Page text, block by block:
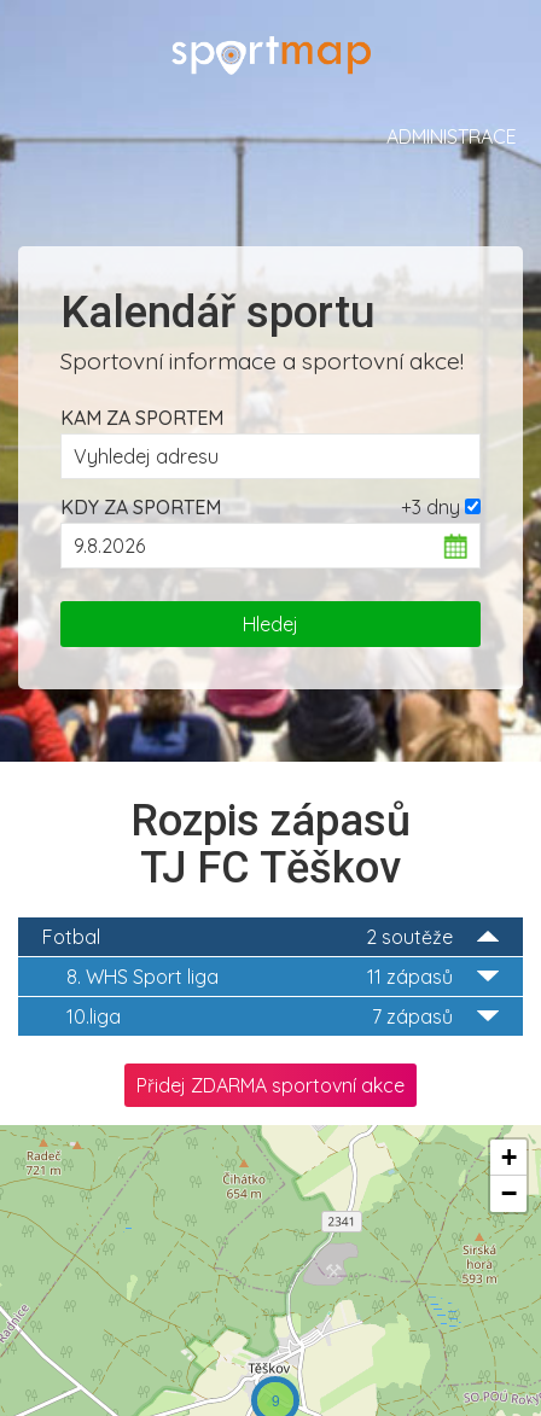
ADMINISTRACE
Kalendář sportu
Sportovní informace a sportovní akce!
KAM ZA SPORTEM
+3 dny
KDY ZA SPORTEM
Rozpis zápasů
TJ FC Těškov
2 soutěže
Fotbal
11 zápasů
8. WHS Sport liga
7 zápasů
10.liga
Přidej ZDARMA sportovní akce
9
+
−